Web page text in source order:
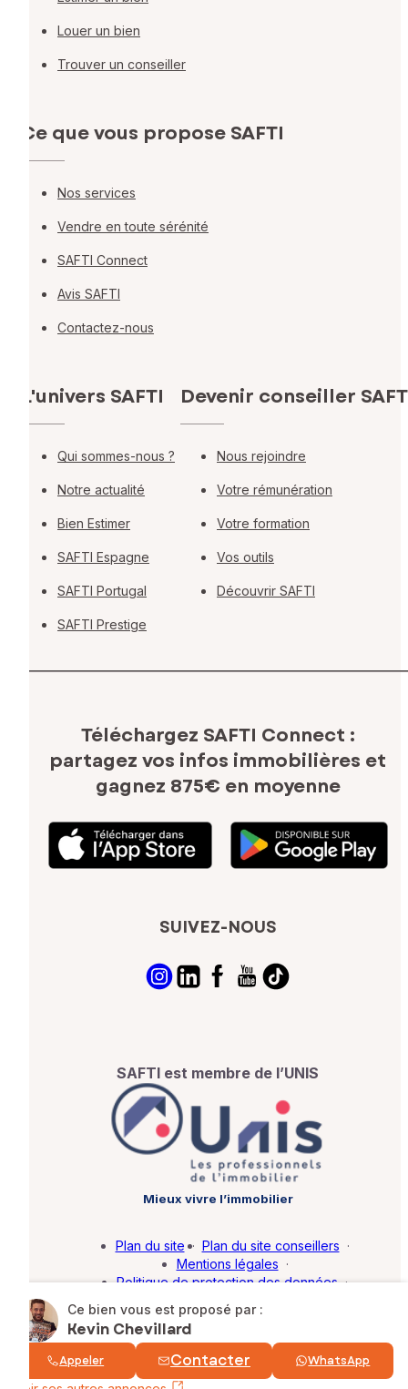
Ce bien vous est proposé par :
Kevin Chevillard
Appeler Contacter WhatsApp
Louer un bien
Trouver un conseiller
Ce que vous propose SAFTI
Nos services
Vendre en toute sérénité
SAFTI Connect
Avis SAFTI
Contactez-nous
L'univers SAFTI
Qui sommes-nous ?
Notre actualité
Bien Estimer
SAFTI Espagne
SAFTI Portugal
SAFTI Prestige
Devenir conseiller
Nous rejoindre
Votre rémunération
Votre formation
Vos outils
Découvrir SAFTI
Téléchargez SAFTI Connect :
partagez vos infos immobilières et
gagnez 875€ en moyenne
SUIVEZ-NOUS
SAFTI est membre de l’UNIS
Mieux vivre l’immobilier
© SAFTI 2026. Tous droits réservés.
Plan du site · Plan du site conseillers ·
Mentions légales ·
Politique de protection des données ·